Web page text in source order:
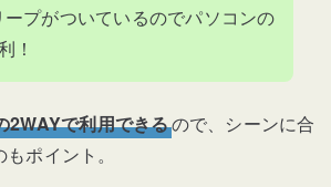
プがついているのでパソコンの
！
2WAYで利用できるので、シーンに合
ポイント。